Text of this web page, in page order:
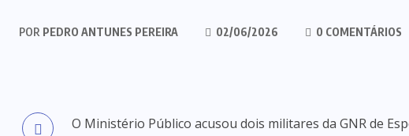
POR PEDRO ANTUNES PEREIRA 02/06/2026 0 COMENTÁRIOS
O Ministério Público acusou dois militares da GNR de